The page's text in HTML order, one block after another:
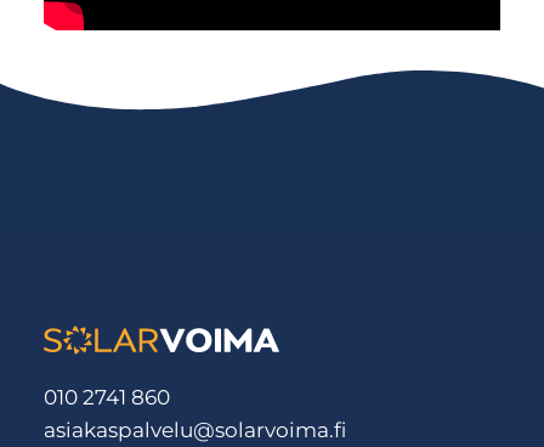
010 2741 860
asiakaspalvelu@solarvoima.fi